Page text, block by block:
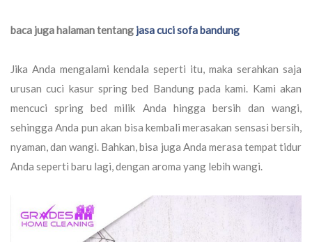
baca juga halaman tentang jasa cuci sofa bandung
Jika Anda mengalami kendala seperti itu, maka serahkan saja
urusan cuci kasur spring bed Bandung pada kami. Kami akan
mencuci spring bed milik Anda hingga bersih dan wangi,
sehingga Anda pun akan bisa kembali merasakan sensasi bersih,
nyaman, dan wangi. Bahkan, bisa juga Anda merasa tempat tidur
Anda seperti baru lagi, dengan aroma yang lebih wangi.